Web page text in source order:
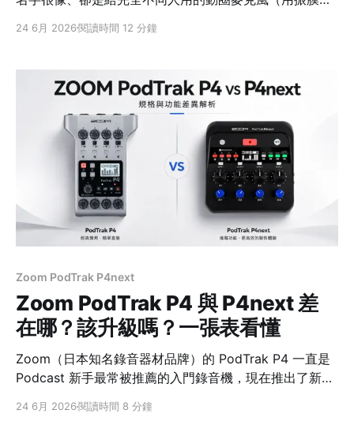
MV7X、MV7+、MV7i。很多人站在店裡分不出來該買哪
別不是音質高低，而是三種完全不同的錄音哲學：MV7X
把麥克風交給「你的系統」、MV7+ 自己一支就能搞定、
MV7i 則是「麥克風自己就是系統」。先講一個最多人踩
的雷：MV7X 沒有 USB，不能直接插電腦錄音 —— 這點
等下細講。 先給結論：三種錄音哲學，先看你有沒有錄音
USB-C + XLR/樂器輸入
24 6月 2026閱讀時間 12 分鐘
Zoom PodTrak P4next
Zoom PodTrak P4 與 P4next 差
在哪？該升級嗎？一張表看懂
Zoom（日本知名錄音器材品牌）的 PodTrak P4 一直是
Podcast 新手最常被推薦的入門錄音機，現在推出了新版
差異不小。這篇用一張表幫你快速搞懂差在哪、該不該升
24 6月 2026閱讀時間 8 分鐘